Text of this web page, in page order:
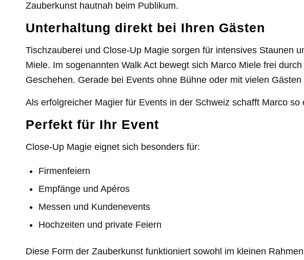
Zauberkunst hautnah beim Publikum.
Unterhaltung direkt bei Ihren Gästen
Tischzauberei und Close-Up Magie sorgen für intensives Staunen
Miele. Im sogenannten Walk Act bewegt sich Marco Miele frei
Geschehen. Gerade bei Events ohne Bühne oder mit vielen
Als erfolgreicher Magier für Events in der Schweiz schafft Marco
Perfekt für Ihr Event
Close-Up Magie eignet sich besonders für:
Firmenfeiern
Empfänge und Apéros
Messen und Kundenevents
Hochzeiten und private Feiern
Diese Form der Zauberkunst funktioniert sowohl im kleinen